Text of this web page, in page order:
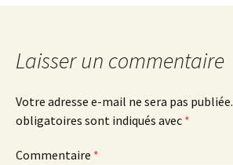
Laisser un commentaire
Votre adresse e-mail ne sera pas publiée.
obligatoires sont indiqués avec *
Commentaire *